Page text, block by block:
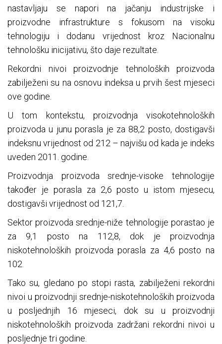
nastavljaju se napori na jačanju industrijske i
proizvodne infrastrukture s fokusom na visoku
tehnologiju i dodanu vrijednost kroz Nacionalnu
tehnološku inicijativu, što daje rezultate.
Rekordni nivoi proizvodnje tehnoloških proizvoda
zabilježeni su na osnovu indeksa u prvih šest mjeseci
ove godine.
U tom kontekstu, proizvodnja visokotehnoloških
proizvoda u junu porasla je za 88,2 posto, dostigavši
indeksnu vrijednost od 212 – najvišu od kada je indeks
uveden 2011. godine.
Proizvodnja proizvoda srednje-visoke tehnologije
također je porasla za 2,6 posto u istom mjesecu,
dostigavši vrijednost od 121,7.
Sektor proizvoda srednje-niže tehnologije porastao je
za 9,1 posto na 112,8, dok je proizvodnja
niskotehnoloških proizvoda porasla za 4,6 posto na
102.
Tako su, gledano po stopi rasta, zabilježeni rekordni
nivoi u proizvodnji srednje-niskotehnoloških proizvoda
u posljednjih 16 mjeseci, dok su u proizvodnji
niskotehnoloških proizvoda zadržani rekordni nivoi u
posljednje tri godine.